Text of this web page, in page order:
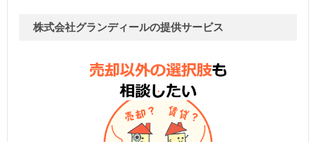
株式会社グランディールの提供サービス